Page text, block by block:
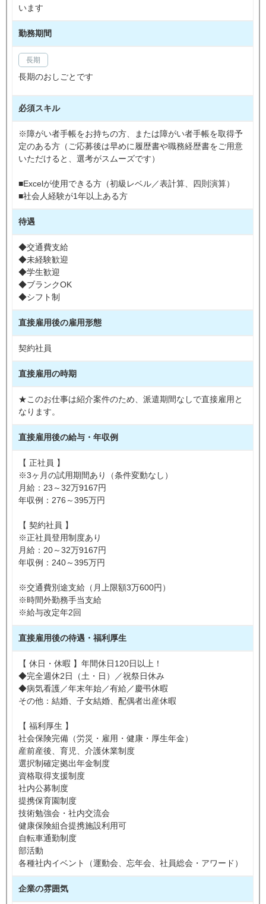
います
勤務期間
長期
長期のおしごとです
必須スキル
※障がい者手帳をお持ちの方、または障がい者手帳を取得予
定のある方（ご応募後は早めに履歴書や職務経歴書をご用意
いただけると、選考がスムーズです）
■Excelが使用できる方（初級レベル／表計算、四則演算）
■社会人経験が1年以上ある方
待遇
◆交通費支給
◆未経験歓迎
◆学生歓迎
◆ブランクOK
◆シフト制
直接雇用後の雇用形態
契約社員
直接雇用の時期
★このお仕事は紹介案件のため、派遣期間なしで直接雇用と
なります。
直接雇用後の給与・年収例
【 正社員 】
※3ヶ月の試用期間あり（条件変動なし）
月給：23～32万9167円
年収例：276～395万円
【 契約社員 】
※正社員登用制度あり
月給：20～32万9167円
年収例：240～395万円
※交通費別途支給（月上限額3万600円）
※時間外勤務手当支給
※給与改定年2回
直接雇用後の待遇・福利厚生
【 休日・休暇 】年間休日120日以上！
◆完全週休2日（土・日）／祝祭日休み
◆病気看護／年末年始／有給／慶弔休暇
その他：結婚、子女結婚、配偶者出産休暇
【 福利厚生 】
社会保険完備（労災・雇用・健康・厚生年金）
産前産後、育児、介護休業制度
選択制確定拠出年金制度
資格取得支援制度
社内公募制度
提携保育園制度
技術勉強会・社内交流会
健康保険組合提携施設利用可
自転車通勤制度
部活動
各種社内イベント（運動会、忘年会、社員総会・アワード）
企業の雰囲気